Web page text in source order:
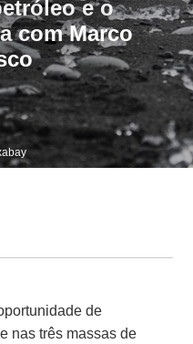
e o
com Marco
de
nas três massas de